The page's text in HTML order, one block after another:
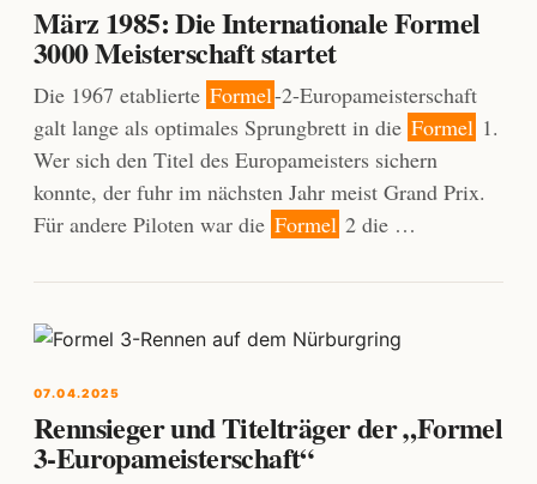
März 1985: Die Internationale Formel
3000 Meisterschaft startet
Die 1967 etablierte Formel-2-Europameisterschaft
galt lange als optimales Sprungbrett in die Formel 1.
Wer sich den Titel des Europameisters sichern
konnte, der fuhr im nächsten Jahr meist Grand Prix.
Für andere Piloten war die Formel 2 die …
07.04.2025
Rennsieger und Titelträger der „Formel
3-Europameisterschaft“